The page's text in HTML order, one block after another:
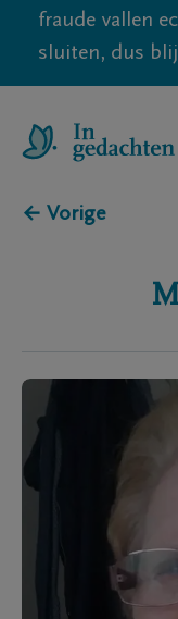
fraude vallen
sluiten, dus
← Vorige